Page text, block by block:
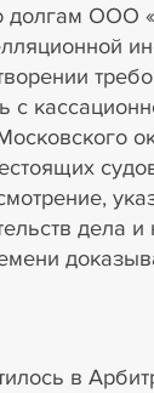
долгам ООО
с
дела
в